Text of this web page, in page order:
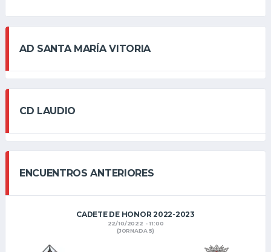
AD SANTA MARÍA VITORIA
CD LAUDIO
ENCUENTROS ANTERIORES
CADETE DE HONOR 2022-2023
22/10/2022 - 11:00
(JORNADA 5)